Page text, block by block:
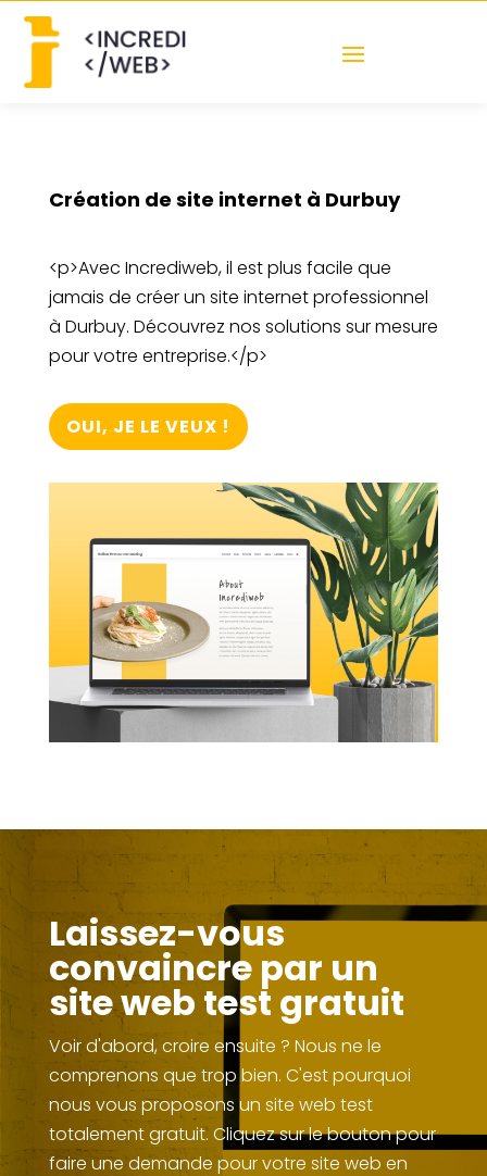
Création de site internet à Durbuy
<p>Avec Incrediweb, il est plus facile que
jamais de créer un site internet professionnel
à Durbuy. Découvrez nos solutions sur mesure
pour votre entreprise.</p>
OUI, JE LE VEUX !
Laissez-vous
convaincre par un
site web test gratuit
Voir d'abord, croire ensuite ? Nous ne le
comprenons que trop bien. C'est pourquoi
nous vous proposons un site web test
totalement gratuit. Cliquez sur le bouton pour
faire une demande pour votre site web en